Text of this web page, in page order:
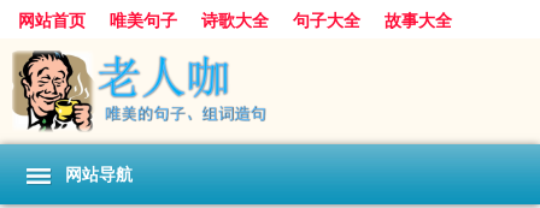
网站首页 唯美句子 诗歌大全 句子大全
故事大全
人生感悟
其他美文 美文欣赏
感人故事
句子分类
网站导航